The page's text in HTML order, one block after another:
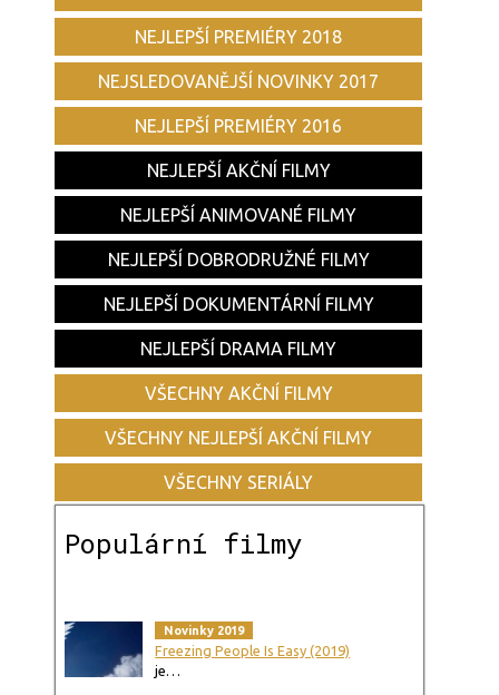
NEJLEPŠÍ PREMIÉRY 2018
NEJSLEDOVANĚJŠÍ NOVINKY 2017
NEJLEPŠÍ PREMIÉRY 2016
NEJLEPŠÍ AKČNÍ FILMY
NEJLEPŠÍ ANIMOVANÉ FILMY
NEJLEPŠÍ DOBRODRUŽNÉ FILMY
NEJLEPŠÍ DOKUMENTÁRNÍ FILMY
NEJLEPŠÍ DRAMA FILMY
VŠECHNY AKČNÍ FILMY
VŠECHNY NEJLEPŠÍ AKČNÍ FILMY
VŠECHNY SERIÁLY
Populární filmy
Novinky 2019
Freezing People Is Easy (2019)
je…